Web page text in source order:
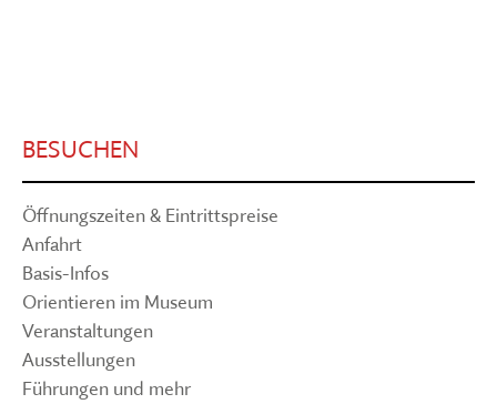
BESUCHEN
Öffnungszeiten & Eintrittspreise
Anfahrt
Basis-Infos
Orientieren im Museum
Veranstaltungen
Ausstellungen
Führungen und mehr